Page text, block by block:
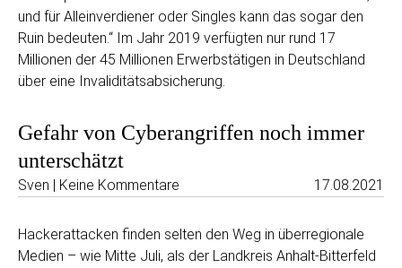
und für Alleinverdiener oder Singles kann das sogar den
Ruin bedeuten.“ Im Jahr 2019 verfügten nur rund 17
Millionen der 45 Millionen Erwerbstätigen in Deutschland
über eine Invaliditätsabsicherung.
Gefahr von Cyberangriffen noch immer
unterschätzt
Sven | Keine Kommentare 17.08.2021
Hackerattacken finden selten den Weg in überregionale
Medien – wie Mitte Juli, als der Landkreis Anhalt-Bitterfeld